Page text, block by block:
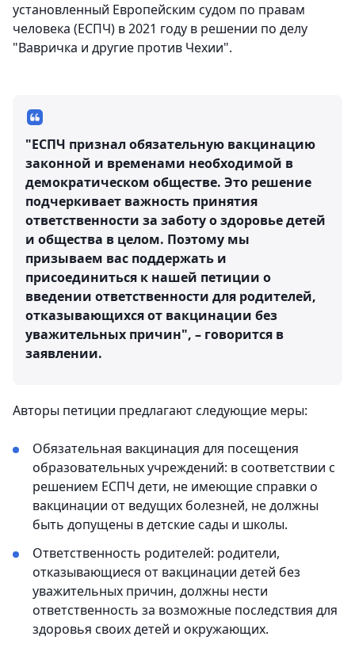
установленный Европейским судом по правам
человека (ЕСПЧ) в 2021 году в решении по делу
"Вавричка и другие против Чехии".
"ЕСПЧ признал обязательную вакцинацию
законной и временами необходимой в
демократическом обществе. Это решение
подчеркивает важность принятия
ответственности за заботу о здоровье детей
и общества в целом. Поэтому мы
призываем вас поддержать и
присоединиться к нашей петиции о
введении ответственности для родителей,
отказывающихся от вакцинации без
уважительных причин", – говорится в
заявлении.
Авторы петиции предлагают следующие меры:
Обязательная вакцинация для посещения
образовательных учреждений: в соответствии с
решением ЕСПЧ дети, не имеющие справки о
вакцинации от ведущих болезней, не должны
быть допущены в детские сады и школы.
Ответственность родителей: родители,
отказывающиеся от вакцинации детей без
уважительных причин, должны нести
ответственность за возможные последствия для
здоровья своих детей и окружающих.